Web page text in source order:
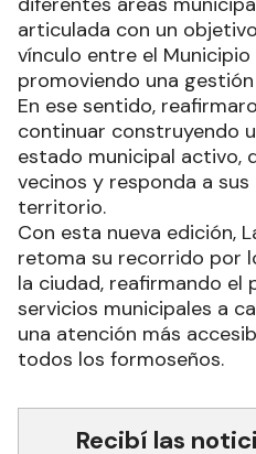
articulada con un
vínculo entre el
promoviendo una
En ese sentido,
continuar construyendo
estado municipal activo,
vecinos y responda a sus
territorio.
Con esta nueva edición,
retoma su recorrido por
la ciudad, reafirmando
servicios municipales a
una atención más
todos los formoseños.
Recibí las